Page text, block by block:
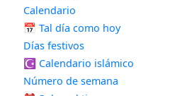
Calendario
📅 Tal día como hoy
Días festivos
☪️ Calendario islámico
Número de semana